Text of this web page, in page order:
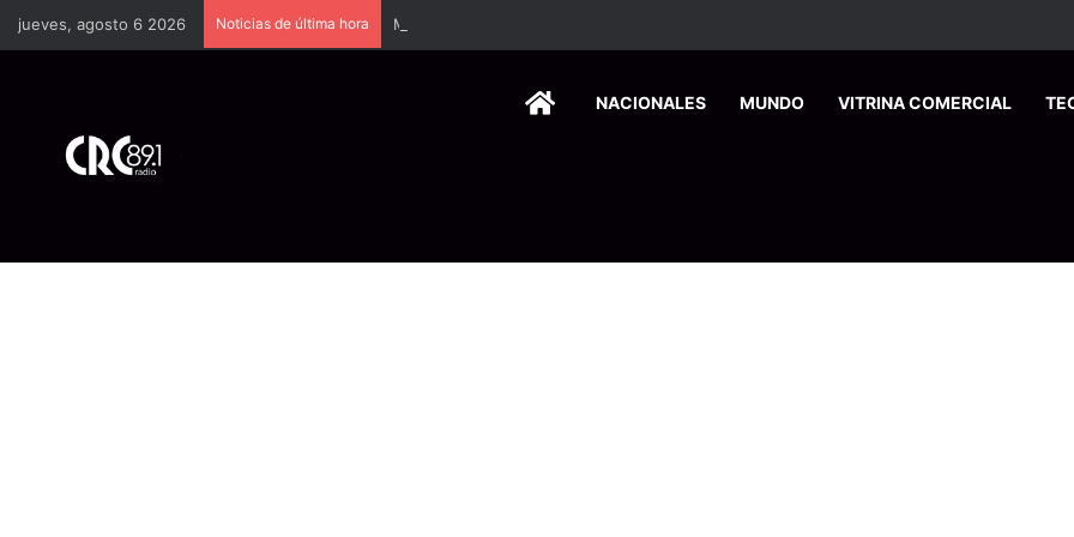
jueves, agosto 6 2026 Noticias de última hora
HOMENACIONALES MUNDO VITRINA COMERCIAL